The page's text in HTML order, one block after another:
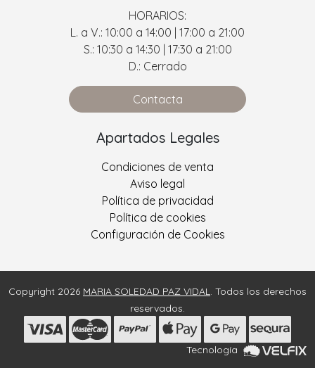
HORARIOS:
L. a V.: 10:00 a 14:00 | 17:00 a 21:00
S.: 10:30 a 14:30 | 17:30 a 21:00
D.: Cerrado
Contacta
Apartados Legales
Condiciones de venta
Aviso legal
Política de privacidad
Política de cookies
Configuración de Cookies
Copyright 2026 MARIA SOLEDAD PAZ VIDAL
. Todos los derechos
reservados.
Tecnología